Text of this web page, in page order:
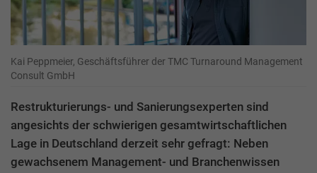
Kai Peppmeier, Geschäftsführer der TMC Turnaround Management
Consult GmbH
Restrukturierungs- und Sanierungsexperten sind
angesichts der schwierigen gesamtwirtschaftlichen
Lage in Deutschland derzeit sehr gefragt: Neben
gewachsenem Management- und Branchenwissen